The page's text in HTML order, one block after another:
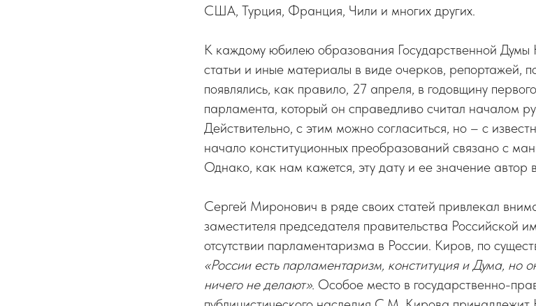
США, Турция, Франция, Чили и многих других.
К каждому юбилею образования Государственной Думы
статьи и иные материалы в виде очерков, репортажей,
появлялись, как правило, 27 апреля, в годовщину
парламента, который он справедливо считал началом
Действительно, с этим можно согласиться, но – с
начало конституционных преобразований связано с
Однако, как нам кажется, эту дату и ее значение автор
Сергей Миронович в ряде своих статей привлекал
заместителя председателя правительства Российской
отсутствии парламентаризма в России. Киров, по
«России есть парламентаризм, конституция и Дума, но
ничего не делают». Особое место в государственно-